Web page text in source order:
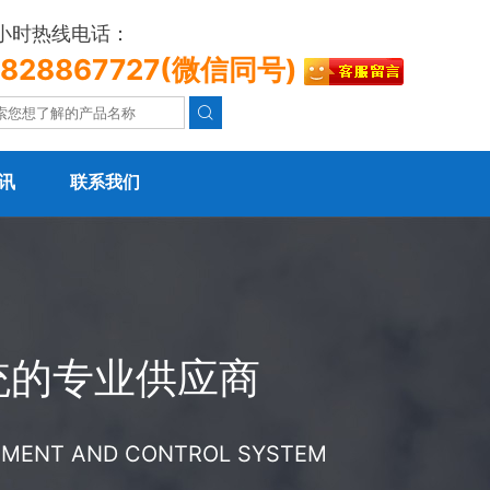
时热线电话：
微信同号)

联系我们
专业供应商
AND CONTROL SYSTEM